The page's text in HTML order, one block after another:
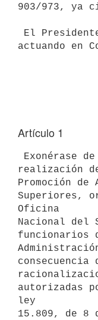
903/973, ya
actuando en
Artículo 1
realización
Promoción de
Superiores,
Oficina
Nacional
funcionarios
autorizadas
ley
15.809, de 8